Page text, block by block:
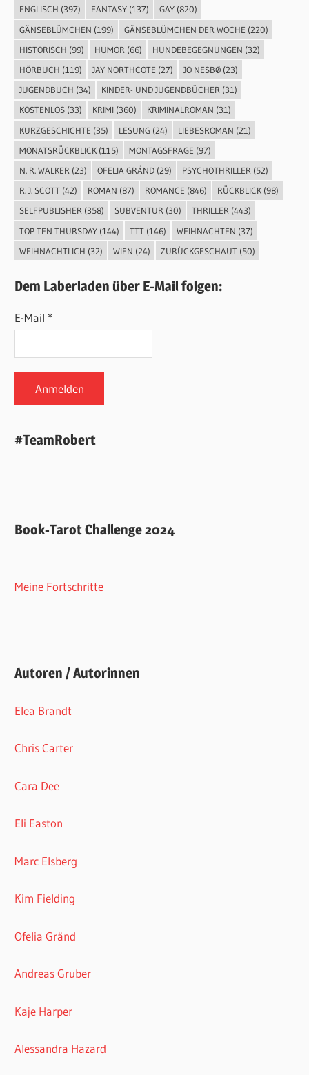
ENGLISCH (397) FANTASY(137) GAY(820)
GÄNSEBLÜMCHEN (199) GÄNSEBLÜMCHEN DER WOCHE (220)
HISTORISCH (99) HUMOR (66) HUNDEBEGEGNUNGEN (32)
HÖRBUCH (119) JAY NORTHCOTE (27) JO NESBØ(23)
JUGENDBUCH (34) KINDER- UND JUGENDBÜCHER (31)
KOSTENLOS(33) KRIMI(360) KRIMINALROMAN (31)
KURZGESCHICHTE (35) LESUNG(24) LIEBESROMAN (21)
MONATSRÜCKBLICK(115) MONTAGSFRAGE (97)
N. R. WALKER (23) OFELIA GRÄND(29) PSYCHOTHRILLER (52)
R. J. SCOTT(42) ROMAN (87) ROMANCE (846) RÜCKBLICK(98)
SELFPUBLISHER(358) SUBVENTUR(30) THRILLER(443)
TOP TEN THURSDAY(144) TTT(146) WEIHNACHTEN (37)
WEIHNACHTLICH (32) WIEN (24) ZURÜCKGESCHAUT(50)
Dem Laberladen über E-Mail folgen:
E-Mail *
#TeamRobert
Book-Tarot Challenge 2024
Meine Fortschritte
Autoren / Autorinnen
Elea Brandt
Chris Carter
Cara Dee
Eli Easton
Marc Elsberg
Kim Fielding
Ofelia Gränd
Andreas Gruber
Kaje Harper
Alessandra Hazard